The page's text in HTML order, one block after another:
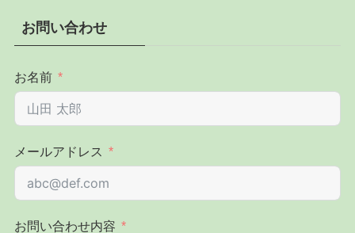
お問い合わせ
お名前
メールアドレス
お問い合わせ内容